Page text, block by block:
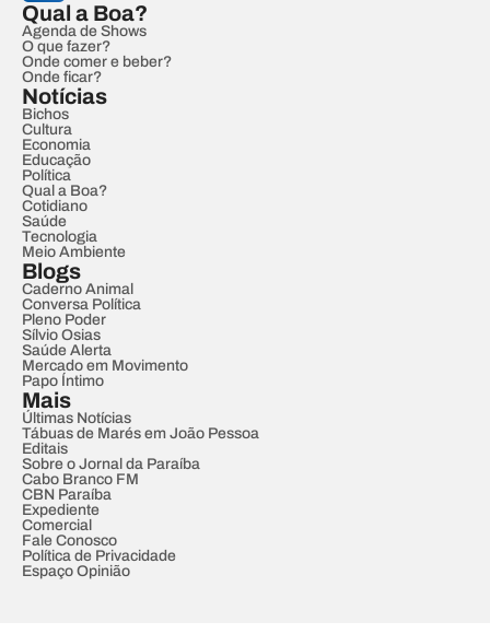
Qual a Boa?
Agenda de Shows
O que fazer?
Onde comer e beber?
Onde ficar?
Notícias
Bichos
Cultura
Economia
Educação
Política
Qual a Boa?
Cotidiano
Saúde
Tecnologia
Meio Ambiente
Blogs
Caderno Animal
Conversa Política
Pleno Poder
Sílvio Osias
Saúde Alerta
Mercado em Movimento
Papo Íntimo
Mais
Últimas Notícias
Tábuas de Marés em João Pessoa
Editais
Sobre o Jornal da Paraíba
Cabo Branco FM
CBN Paraíba
Expediente
Comercial
Fale Conosco
Política de Privacidade
Espaço Opinião